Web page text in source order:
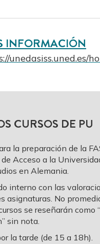
INFORMACIÓN
unedasiss.uned.es/
CURSOS DE PU
la preparación de la
Acceso a la
en Alemania.
interno con las
asignaturas. No
se reseñarán como
sin nota.
la tarde (de 15 a 18h).